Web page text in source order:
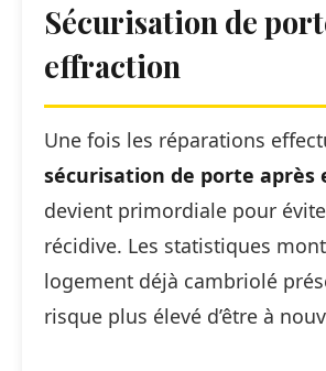
Sécurisation de
effraction
Une fois les réparations
sécurisation de porte après
devient primordiale pour
récidive. Les statistiques
logement déjà cambriolé
risque plus élevé d’être à